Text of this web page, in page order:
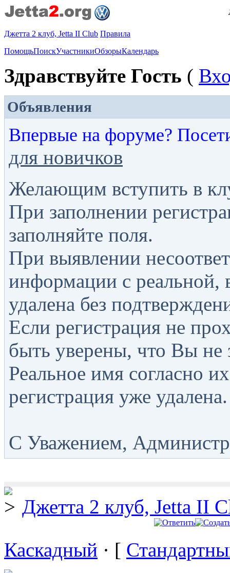
Джетта 2 клуб, Jetta II Club Правила
ПомощьПоискУчастникиОбзорыКалендарь
Здравствуйте Гость (
Объявления
Впервые на форуме?
для новичков
Желающим вступить в
При заполнении
заполняйте поля.
При выявлении
информации с реальной,
удалена без
Если регистрация не
быть уверены, что Вы не
Реальное имя согласно
регистрация уже удалена.
С Уважением,
Джетта 2 клуб, Jetta II
Каскадный · [